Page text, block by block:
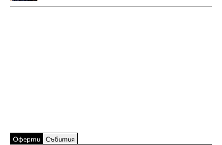
Оферти Събития